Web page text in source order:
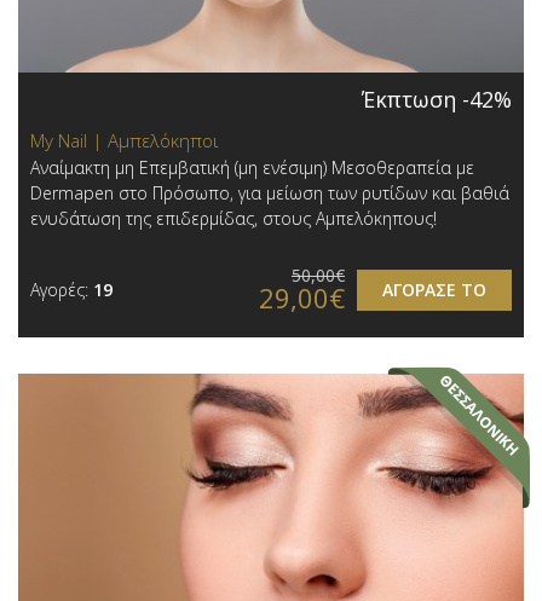
Έκπτωση -42%
My Nail | Αμπελόκηποι
Αναίμακτη μη Επεμβατική (μη ενέσιμη) Μεσοθεραπεία με
Dermapen στο Πρόσωπο, για μείωση των ρυτίδων και βαθιά
ενυδάτωση της επιδερμίδας, στους Αμπελόκηπους!
Αγορές: 19 ΑΓΟΡΑΣΕ ΤΟ
50,00€
29,00€